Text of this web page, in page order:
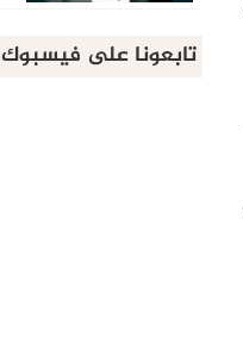
تابعونا على فيسبوك